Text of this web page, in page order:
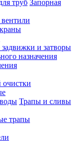
Запорная
и затворы
назначения
Трапы и сливы
трапы